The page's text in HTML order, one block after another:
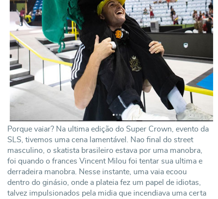
Porque vaiar? Na ultima edição do Super Crown, evento da
SLS, tivemos uma cena lamentável. Nao final do street
masculino, o skatista brasileiro estava por uma manobra,
foi quando o frances Vincent Milou foi tentar sua ultima e
derradeira manobra. Nesse instante, uma vaia ecoou
dentro do ginásio, onde a plateia fez um papel de idiotas,
talvez impulsionados pela midia que incendiava uma certa